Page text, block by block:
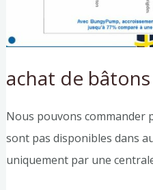
achat de
Nous pouvons commander
sont pas disponibles dans
uniquement par une